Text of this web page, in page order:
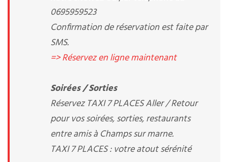
0695959523
Confirmation de réservation est faite par
SMS.
=> Réservez en ligne maintenant
Soirées / Sorties
Réservez TAXI 7 PLACES Aller / Retour
pour vos soirées, sorties, restaurants
entre amis à Champs sur marne.
TAXI 7 PLACES : votre atout sérénité